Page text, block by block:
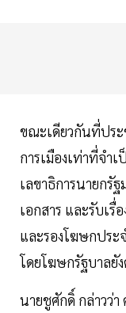
ขณะเดียวกันที่ประ
การเมืองเท่าที่จำ
เลขาธิการนายกรั
เอกสาร และรับเรื่
และรองโฆษกประ
โดยโฆษกรัฐบาลยั
นายชูศักดิ์ กล่าวว่